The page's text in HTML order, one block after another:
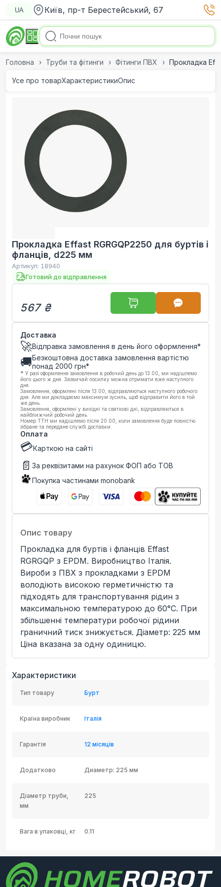
UA Київ, пр-т Берестейський, 67
Головна Труби та фітинги Фітинги ПВХ Прокладка
Усе про товарХарактеристикиОпис
Прокладка Effast RGRGQP2250 для буртів і
фланців, d225 мм
Артикул: 18940
Готовий до відправлення
567 ₴
Доставка
🚀Відправка замовлення в день його оформлення*
🚚Безкоштовна доставка замовлення вартістю
понад 2000 грн*
* У разі оформлення замовлення в робочий день до 13:00, ми надішлемо
його цього ж дня. Зазвичай посилку можна отримати вже наступного
дня.
Замовлення, оформлені після 13:00, відправляються наступного робочого
дня. Але ми докладаємо максимум зусиль, щоб відправити його в той
же день.
Замовлення, оформлені у вихідні та святкові дні, відправляються в
найближчий робочий день.
Номер ТТН ми надішлемо після 20:00, коли замовлення буде повністю
зібране та передане службі доставки.
Оплата
💳Карткою на сайті
📄 За реквізитами на рахунок ФОП або ТОВ
Покупка частинами monobank
Опис товару
Прокладка для буртів і фланців Effast
RGRGQP з EPDM. Виробництво Італія.
Вироби з ПВХ з прокладками з EPDM
володіють високою герметичністю та
підходять для транспортування рідин з
максимальною температурою до 60°C. При
збільшенні температури робочої рідини
граничний тиск знижується. Діаметр: 225 мм
Ціна вказана за одну одиницю.
Характеристики
Тип товару Бурт
Країна виробник Італія
Гарантія 12 місяців
Додатково Диаметр: 225 мм
Діаметр труби,
мм
225
Вага в упаковці, кг 0.11